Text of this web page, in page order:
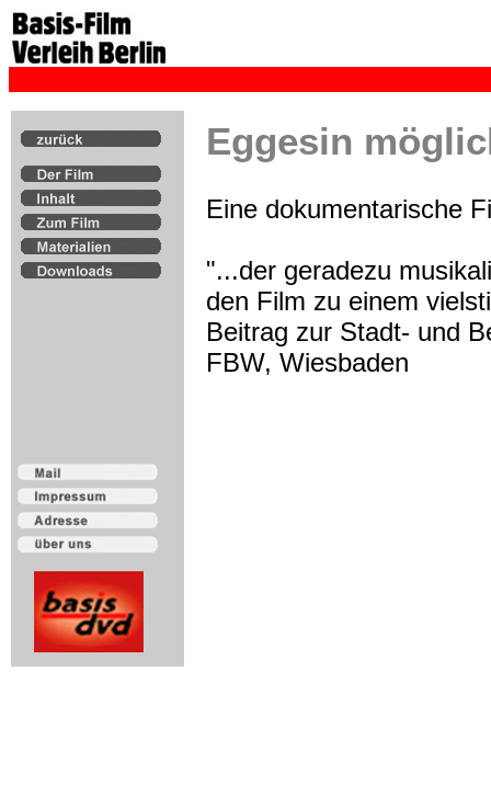
Eggesin
Eine dokumentarische
"...der geradezu
den Film zu einem
Beitrag zur Stadt- und
FBW, Wiesbaden